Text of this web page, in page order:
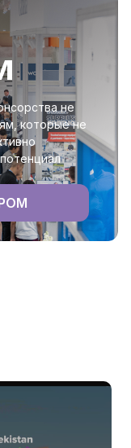
не
которые не